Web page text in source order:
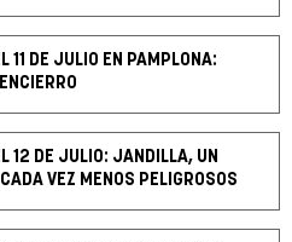
11 DE JULIO EN PAMPLONA:
12 DE JULIO: JANDILLA, UN
VEZ MENOS PELIGROSOS